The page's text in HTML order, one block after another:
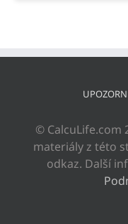
© CalcuLife.com
materiály z této
odkaz. Další